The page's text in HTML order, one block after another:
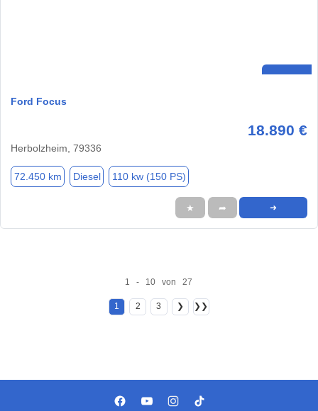
Ford Focus
18.890 €
Herbolzheim, 79336
72.450 km Diesel 110 kw (150 PS)
★ ➦ ➜
1 - 10 von 27
1 2 3 ❯ ❯❯